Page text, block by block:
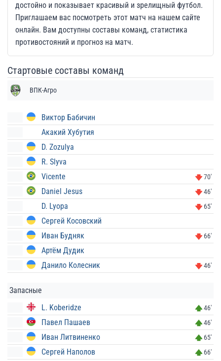
достойно и показывает красивый и зрелищный футбол.
Приглашаем вас посмотреть этот матч на нашем сайте
онлайн. Вам доступны составы команд, статистика
противостояний и прогноз на матч.
Стартовые составы команд
ВПК-Агро
Виктор Бабичин
Акакий Хубутия
D. Zozulya
R. Slyva
Vicente
70'
Daniel Jesus 46'
D. Lyopa 65'
Сергей Косовский
Иван Будняк
66'
Артём Дудик
Данило Колесник
46'
Запасные
L. Koberidze
46'
Павел Пашаев 46'
Иван Литвиненко 65'
Сергей Наполов 66'